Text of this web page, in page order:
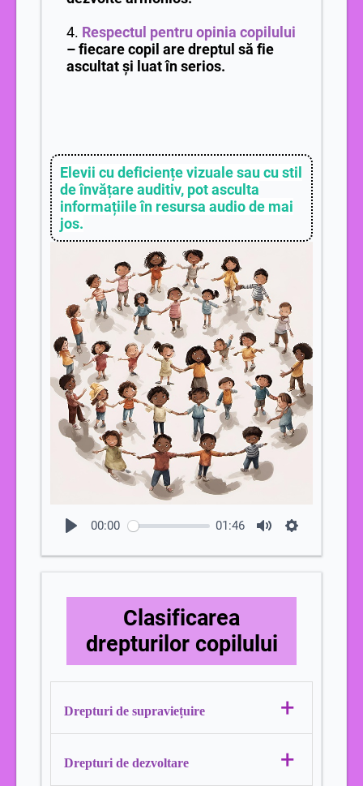
4. Respectul pentru opinia copilului
– fiecare copil are dreptul să fie
ascultat și luat în serios.
Elevii cu deficiențe vizuale sau cu stil
de învățare auditiv, pot asculta
informațiile în resursa audio de mai
jos.
00:00 01:46
Clasificarea
drepturilor copilului
Drepturi de supraviețuire +
pentru viață
Drepturi de dezvoltare +